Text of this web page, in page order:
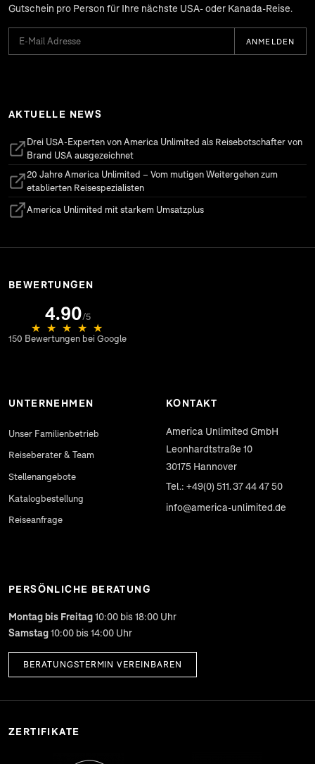
Gutschein pro Person für Ihre nächste USA- oder Kanada-Reise.
ANMELDEN
AKTUELLE NEWS
Drei USA-Experten von America Unlimited als Reisebotschafter von
Brand USA ausgezeichnet
(öffnet in neuem Tab)
20 Jahre America Unlimited – Vom mutigen Weitergehen zum
etablierten Reisespezialisten
(öffnet in neuem Tab)
America Unlimited mit starkem Umsatzplus
(öffnet in neuem Tab)
BEWERTUNGEN
4.90/5
★ ★ ★ ★ ★
150 Bewertungen bei Google
(öffnet in neuem Tab)
UNTERNEHMEN
Unser Familienbetrieb
Reiseberater & Team
Stellenangebote
Katalogbestellung
Reiseanfrage
KONTAKT
America Unlimited GmbH
Leonhardtstraße 10
30175 Hannover
Tel.: +49(0) 511. 37 44 47 50
info@america-unlimited.de
PERSÖNLICHE BERATUNG
Montag bis Freitag10:00 bis 18:00 Uhr
Samstag10:00 bis 14:00 Uhr
BERATUNGSTERMIN VEREINBAREN
ZERTIFIKATE